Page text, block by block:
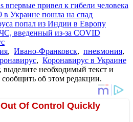
привел к гибели человека
в Украине пошла на спад
попал из Индии в Европу
введенный из-за COVID
, Ивано-Франковск, пневмония,
, Коронавирус в Украине
необходимый текст и
об этом редакции.